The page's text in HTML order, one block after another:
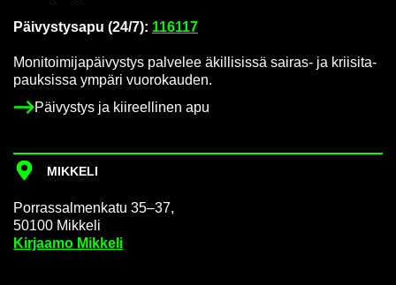
Päi­vys­tys­a­pu (24/7): 116117
Mo­ni­toi­mi­ja­päi­vys­tys pal­ve­lee äkil­li­sis­sä sairas-​ ja krii­si­ta­
pauk­sis­sa ym­pä­ri vuo­ro­kau­den.
Päi­vys­tys ja kii­reel­li­nen apu
MIK­KE­LI
Por­ras­sal­men­ka­tu 35–37,
50100 Mik­ke­li
Kir­jaa­mo Mik­ke­li